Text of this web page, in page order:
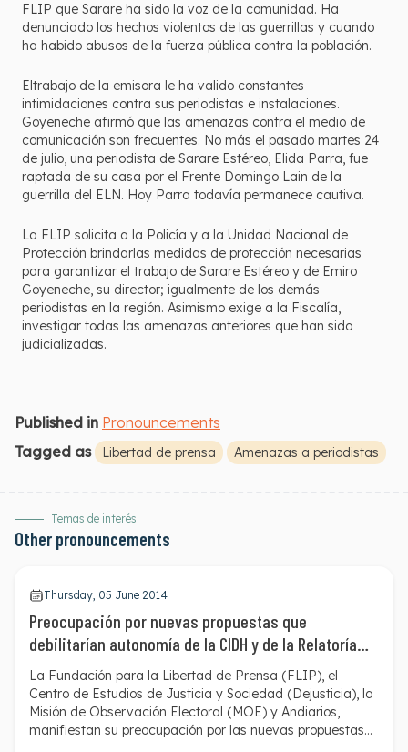
FLIP que Sarare ha sido la voz de la comunidad. Ha
denunciado los hechos violentos de las guerrillas y cuando
ha habido abusos de la fuerza pública contra la población.
Eltrabajo de la emisora le ha valido constantes
intimidaciones contra sus periodistas e instalaciones.
Goyeneche afirmó que las amenazas contra el medio de
comunicación son frecuentes. No más el pasado martes 24
de julio, una periodista de Sarare Estéreo, Elida Parra, fue
raptada de su casa por el Frente Domingo Lain de la
guerrilla del ELN. Hoy Parra todavía permanece cautiva.
La FLIP solicita a la Policía y a la Unidad Nacional de
Protección brindarlas medidas de protección necesarias
para garantizar el trabajo de Sarare Estéreo y de Emiro
Goyeneche, su director; igualmente de los demás
periodistas en la región. Asimismo exige a la Fiscalía,
investigar todas las amenazas anteriores que han sido
judicializadas.
Published in Pronouncements
Tagged as
Libertad de prensa Amenazas a periodistas
Temas de interés
Other pronouncements
Thursday, 05 June 2014
Preocupación por nuevas propuestas que
debilitarían autonomía de la CIDH y de la Relatoría
Especial para la Libertad de Expresión
La Fundación para la Libertad de Prensa (FLIP), el
Centro de Estudios de Justicia y Sociedad (Dejusticia), la
Misión de Observación Electoral (MOE) y Andiarios,
manifiestan su preocupación por las nuevas propuestas